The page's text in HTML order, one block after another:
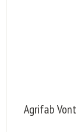
Agrifab